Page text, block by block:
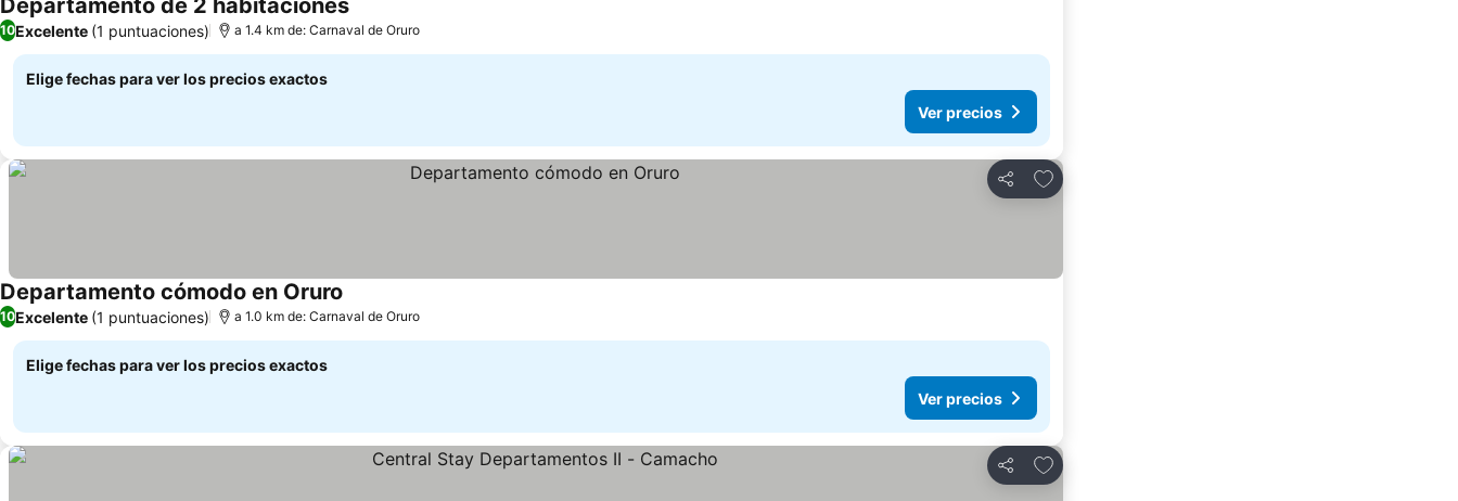
Departamento de 2 habitacionesVer precios
10Excelente (1 puntuaciones) a 1.4 km de: Carnaval de Oruro
Elige fechas para ver los precios exactos
Ver precios
Compartir
Agregar a favoritos
Departamento cómodo en Oruro
10Excelente (1 puntuaciones) a 1.0 km de: Carnaval de Oruro
Elige fechas para ver los precios exactos
Ver precios
Compartir
Agregar a favoritos